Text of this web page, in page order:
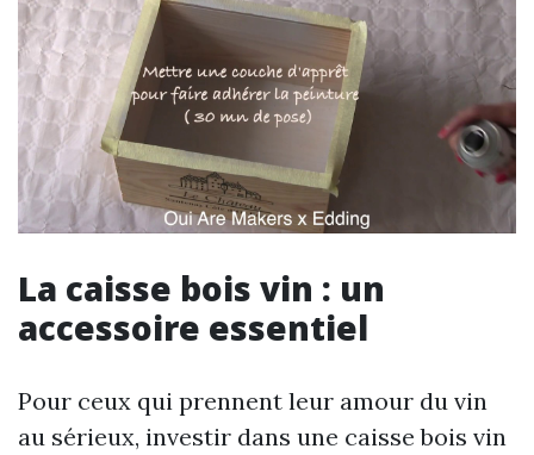
La caisse bois vin : un
accessoire essentiel
Pour ceux qui prennent leur amour du vin
au sérieux, investir dans une caisse bois vin